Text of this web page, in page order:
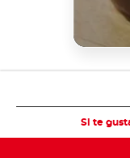
Si te